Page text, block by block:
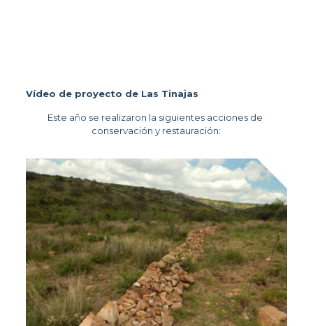
Vídeo de proyecto de Las Tinajas
Este año se realizaron la siguientes acciones de
conservación y restauración: